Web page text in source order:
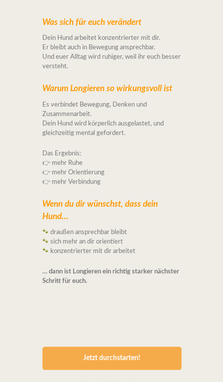
Was sich für euch verändert
Dein Hund arbeitet konzentrierter mit dir.
Er bleibt auch in Bewegung ansprechbar.
Und euer Alltag wird ruhiger, weil ihr euch besser
versteht.
Warum Longieren so wirkungsvoll ist
Es verbindet Bewegung, Denken und
Zusammenarbeit.
Dein Hund wird körperlich ausgelastet, und
gleichzeitig mental gefordert.
Das Ergebnis:
👉 mehr Ruhe
👉 mehr Orientierung
👉 mehr Verbindung
Wenn du dir wünschst, dass dein
Hund…
🐾 draußen ansprechbar bleibt
🐾 sich mehr an dir orientiert
🐾 konzentrierter mit dir arbeitet
… dann ist Longieren ein richtig starker nächster
Schritt für euch.
Jetzt durchstarten!